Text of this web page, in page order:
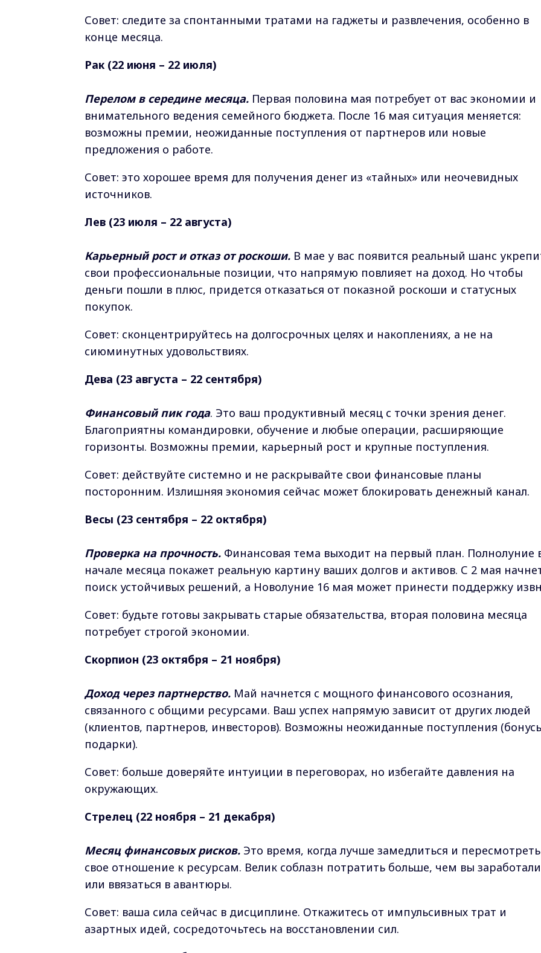
Совет: следите за спонтанными тратами на гаджеты и развлечения, особенно в
конце месяца.
Рак (22 июня – 22 июля)
Перелом в середине месяца. Первая половина мая потребует от вас экономии и
внимательного ведения семейного бюджета. После 16 мая ситуация меняется:
возможны премии, неожиданные поступления от партнеров или новые
предложения о работе.
Совет: это хорошее время для получения денег из «тайных» или неочевидных
источников.
Лев (23 июля – 22 августа)
Карьерный рост и отказ от роскоши. В мае у вас появится реальный шанс
свои профессиональные позиции, что напрямую повлияет на доход. Но чтобы
деньги пошли в плюс, придется отказаться от показной роскоши и статусных
покупок.
Совет: сконцентрируйтесь на долгосрочных целях и накоплениях, а не на
сиюминутных удовольствиях.
Дева (23 августа – 22 сентября)
Финансовый пик года. Это ваш продуктивный месяц с точки зрения денег.
Благоприятны командировки, обучение и любые операции, расширяющие
горизонты. Возможны премии, карьерный рост и крупные поступления.
Совет: действуйте системно и не раскрывайте свои финансовые планы
посторонним. Излишняя экономия сейчас может блокировать денежный канал.
Весы (23 сентября – 22 октября)
Проверка на прочность. Финансовая тема выходит на первый план. Полнолуние
начале месяца покажет реальную картину ваших долгов и активов. С 2 мая
поиск устойчивых решений, а Новолуние 16 мая может принести поддержку
Совет: будьте готовы закрывать старые обязательства, вторая половина месяца
потребует строгой экономии.
Скорпион (23 октября – 21 ноября)
Доход через партнерство. Май начнется с мощного финансового осознания,
связанного с общими ресурсами. Ваш успех напрямую зависит от других людей
(клиентов, партнеров, инвесторов). Возможны неожиданные поступления
подарки).
Совет: больше доверяйте интуиции в переговорах, но избегайте давления на
окружающих.
Стрелец (22 ноября – 21 декабря)
Месяц финансовых рисков. Это время, когда лучше замедлиться и пересмотреть
свое отношение к ресурсам. Велик соблазн потратить больше, чем вы
или ввязаться в авантюры.
Совет: ваша сила сейчас в дисциплине. Откажитесь от импульсивных трат и
азартных идей, сосредоточьтесь на восстановлении сил.